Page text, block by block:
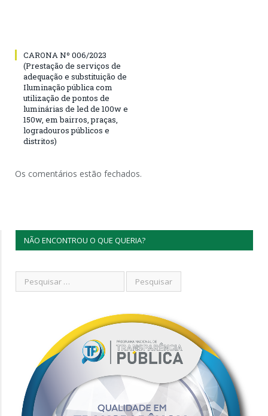
CARONA Nº 006/2023
(Prestação de serviços de
adequação e substituição de
Iluminação pública com
utilização de pontos de
luminárias de led de 100w e
150w, em bairros, praças,
logradouros públicos e
distritos)
Os comentários estão fechados.
NÃO ENCONTROU O QUE QUERIA?